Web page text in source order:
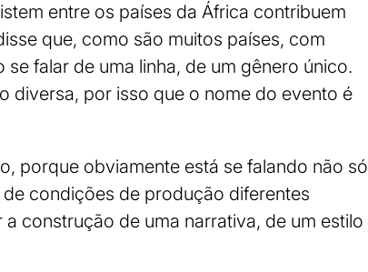
entre os países da África contribuem
que, como são muitos países, com
falar de uma linha, de um gênero único.
diversa, por isso que o nome do evento é
porque obviamente está se falando não só
condições de produção diferentes
construção de uma narrativa, de um estilo